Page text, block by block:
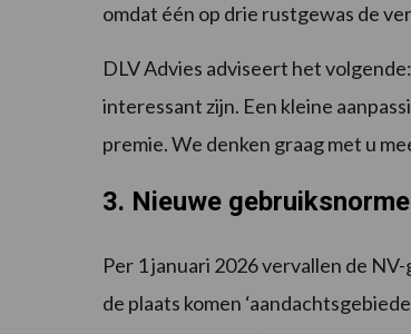
omdat één op drie rustgewas de
DLV Advies adviseert het
interessant zijn. Een kleine
premie. We denken graag met u
3. Nieuwe
Per 1 januari 2026 vervallen de
de plaats komen